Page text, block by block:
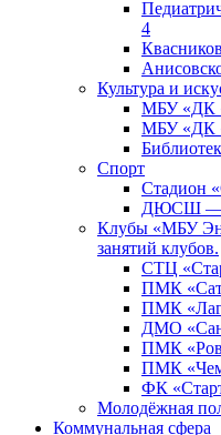
4
Культура и
МБУ «ДК
МБУ «ДК
Спорт
Стадион
ДЮСШ —
Клубы «МБУ
занятий клубов.
СТЦ
ПМК
ПМК
ДМО
ПМК
ПМК
ФК
Молодёжная
Коммунальная сфера